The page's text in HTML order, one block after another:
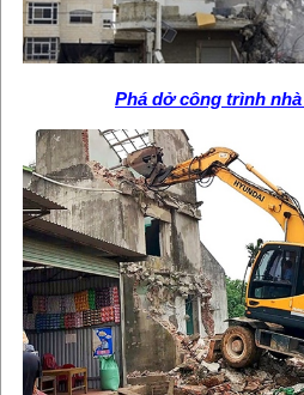
Phá dở công trình